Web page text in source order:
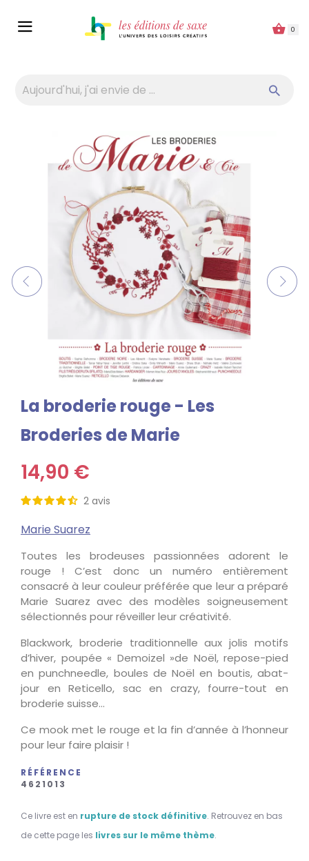
0
La broderie rouge - Les
Broderies de Marie
14,90 €
2 avis
Marie Suarez
Toutes les brodeuses passionnées adorent le
rouge ! C’est donc un numéro entièrement
consacré à leur couleur préférée que leur a préparé
Marie Suarez avec des modèles soigneusement
sélectionnés pour réveiller leur créativité.
Blackwork, broderie traditionnelle aux jolis motifs
d’hiver, poupée « Demoizel »de Noël, repose-pied
en punchneedle, boules de Noël en boutis, abat-
jour en Reticello, sac en crazy, fourre-tout en
broderie suisse…
Ce mook met le rouge et la fin d’année à l’honneur
pour leur faire plaisir !
RÉFÉRENCE
4621013
Ce livre est en rupture de stock définitive. Retrouvez en bas
de cette page les livres sur le même thème.